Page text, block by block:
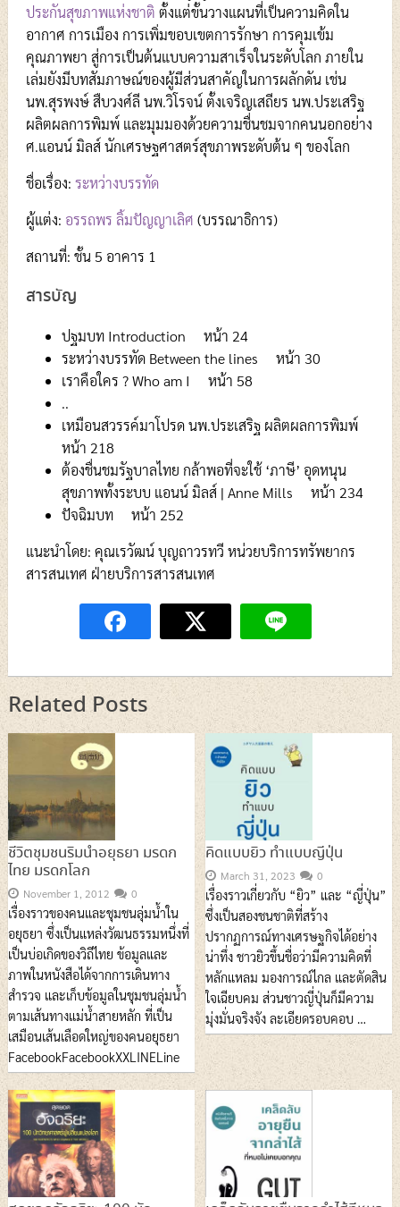
ประกันสุขภาพแห่งชาติ ตั้งแต่ขั้นวางแผนที่เป็นความคิดใน
อากาศ การเมือง การเพิ่มขอบเขตการรักษา การคุมเข้ม
คุณภาพยา สู่การเป็นต้นแบบความสาเร็จในระดับโลก ภายใน
เล่มยังมีบทสัมภาษณ์ของผู้มีส่วนสาคัญในการผลักดัน เช่น
นพ.สุรพงษ์ สืบวงศ์ลี นพ.วิโรจน์ ตั้งเจริญเสถียร นพ.ประเสริฐ
ผลิตผลการพิมพ์ และมุมมองด้วยความชื่นชมจากคนนอกอย่าง
ศ.แอนน์ มิลส์ นักเศรษฐศาสตร์สุขภาพระดับต้น ๆ ของโลก
ชื่อเรื่อง: ระหว่างบรรทัด
ผู้แต่ง: อรรถพร ลิ้มปัญญาเลิศ (บรรณาธิการ)
สถานที่: ชั้น 5 อาคาร 1
สารบัญ
ปฐมบท Introduction หน้า 24
ระหว่างบรรทัด Between the lines หน้า 30
เราคือใคร ? Who am I หน้า 58
..
เหมือนสวรรค์มาโปรด นพ.ประเสริฐ ผลิตผลการพิมพ์
หน้า 218
ต้องชื่นชมรัฐบาลไทย กล้าพอที่จะใช้ ‘ภาษี’ อุดหนุน
สุขภาพทั้งระบบ แอนน์ มิลส์ | Anne Mills หน้า 234
ปัจฉิมบท หน้า 252
แนะนำโดย: คุณเรวัฒน์ บุญถาวรทวี หน่วยบริการทรัพยากร
สารสนเทศ ฝ่ายบริการสารสนเทศ
Related Posts
ชีวิตชุมชนริมน้ำอยุธยา มรดก
ไทย มรดกโลก
November 1, 2012 0
เรื่องราวของคนและชุมชนลุ่มน้ำใน
อยุธยา ซึ่งเป็นแหล่งวัฒนธรรมหนึ่งที่
เป็นบ่อเกิดของวิถีไทย ข้อมูลและ
ภาพในหนังสือได้จากการเดินทาง
สำรวจ และเก็บข้อมูลในชุมชนลุ่มน้ำ
ตามเส้นทางแม่น้ำสายหลัก ที่เป็น
เสมือนเส้นเลือดใหญ่ของคนอยุธยา
FacebookFacebookXXLINELine
คิดแบบยิว ทำแบบญี่ปุ่น
March 31, 2023 0
เรื่องราวเกี่ยวกับ “ยิว” และ “ญี่ปุ่น”
ซึ่งเป็นสองชนชาติที่สร้าง
ปรากฏการณ์ทางเศรษฐกิจได้อย่าง
น่าทึ่ง ชาวยิวขึ้นชื่อว่ามีความคิดที่
หลักแหลม มองการณ์ไกล และตัดสิน
ใจเฉียบคม ส่วนชาวญี่ปุ่นก็มีความ
มุ่งมั่นจริงจัง ละเอียดรอบคอบ …